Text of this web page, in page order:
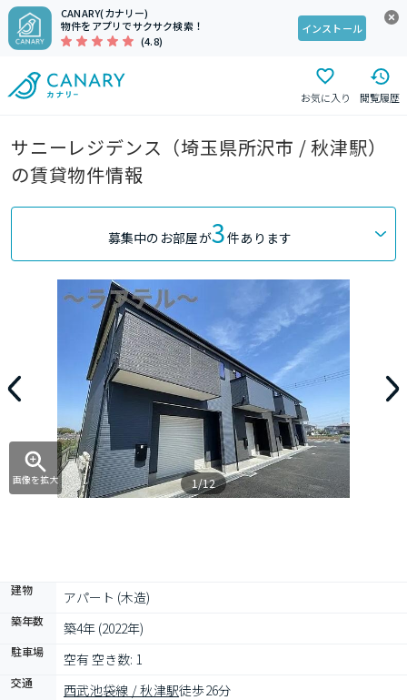
CANARY(カナリー)
物件をアプリでサクサク検索！
(4.8)
インストール
お気に入り 閲覧履歴
サニーレジデンス（埼玉県所沢市 / 秋津駅）
の賃貸物件情報
募集中のお部屋が3件あります
画像を拡大 1/12
建物 アパート (木造)
築年数 築4年 (2022年)
駐車場 空有 空き数: 1
交通 西武池袋線 / 秋津駅徒歩26分